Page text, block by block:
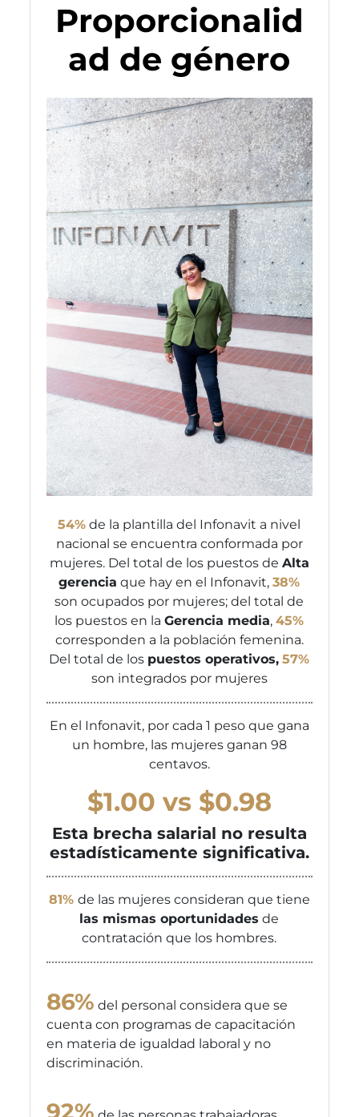
Proporcionalid
ad de género
54% de la plantilla del Infonavit a nivel
nacional se encuentra conformada por
mujeres. Del total de los puestos de Alta
gerencia que hay en el Infonavit,38%
son ocupados por mujeres; del total de
los puestos en laGerencia media,45%
corresponden a la población femenina.
Del total de los puestos operativos, 57%
son integrados por mujeres
En el Infonavit, por cada 1 peso que gana
un hombre, las mujeres ganan 98
centavos.
$1.00 vs $0.98
Esta brecha salarial no resulta
estadísticamente significativa.
81% de las mujeres consideran que tiene
las mismas oportunidades de
contratación que los hombres.
86% del personal considera que se
cuenta con programas de capacitación
en materia de igualdad laboral y no
discriminación.
92%